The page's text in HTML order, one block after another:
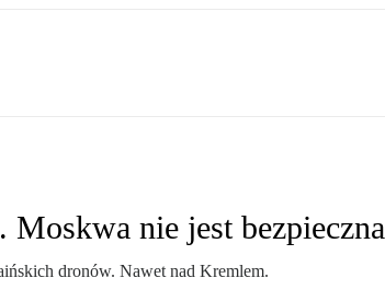
nie jest bezpieczna
dronów. Nawet nad Kremlem.